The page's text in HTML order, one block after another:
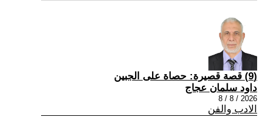
(9) قصة قصيرة: حصاة على الجبين
داود سلمان عجاج
2026 / 8 / 8
الادب والفن